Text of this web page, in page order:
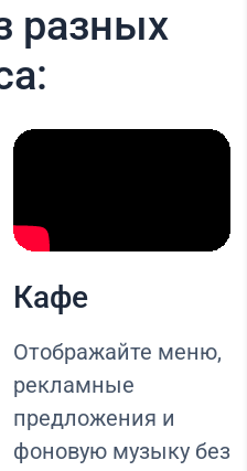
разных
Кафе
Отображайте меню,
рекламные
предложения и
фоновую музыку без